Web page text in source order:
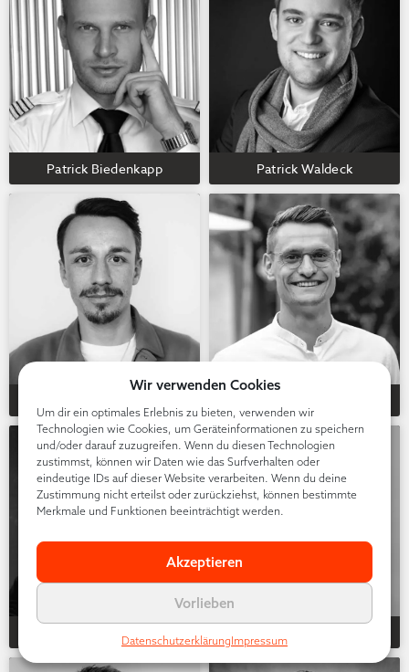
Wir verwenden Cookies
Um dir ein optimales Erlebnis zu bieten, verwenden wir
Technologien wie Cookies, um Geräteinformationen zu speichern
und/oder darauf zuzugreifen. Wenn du diesen Technologien
zustimmst, können wir Daten wie das Surfverhalten oder
eindeutige IDs auf dieser Website verarbeiten. Wenn du deine
Zustimmung nicht erteilst oder zurückziehst, können bestimmte
Merkmale und Funktionen beeinträchtigt werden.
Akzeptieren
Vorlieben
DatenschutzerklärungImpressum
Patrick Biedenkapp Patrick Waldeck
Philipp J. Müller